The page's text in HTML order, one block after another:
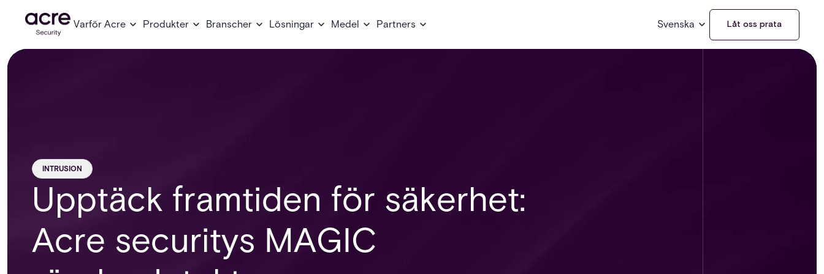
Varför Acre Produkter Branscher Lösningar Medel Partners Svenska Låt oss prata
INTRUSION
Upptäck framtiden för säkerhet:
Acre securitys MAGIC